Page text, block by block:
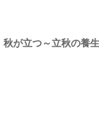
秋が立つ～立秋の養